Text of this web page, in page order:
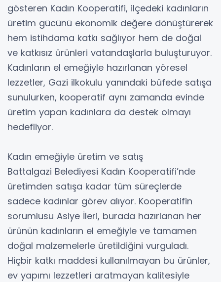
gösteren Kadın Kooperatifi, ilçedeki kadınların
üretim gücünü ekonomik değere dönüştürerek
hem istihdama katkı sağlıyor hem de doğal
ve katkısız ürünleri vatandaşlarla buluşturuyor.
Kadınların el emeğiyle hazırlanan yöresel
lezzetler, Gazi ilkokulu yanındaki büfede satışa
sunulurken, kooperatif aynı zamanda evinde
üretim yapan kadınlara da destek olmayı
hedefliyor.
Kadın emeğiyle üretim ve satış
Battalgazi Belediyesi Kadın Kooperatifi’nde
üretimden satışa kadar tüm süreçlerde
sadece kadınlar görev alıyor. Kooperatifin
sorumlusu Asiye İleri, burada hazırlanan her
ürünün kadınların el emeğiyle ve tamamen
doğal malzemelerle üretildiğini vurguladı.
Hiçbir katkı maddesi kullanılmayan bu ürünler,
ev yapımı lezzetleri aratmayan kalitesiyle